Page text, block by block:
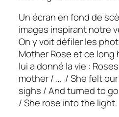
Un écran en fond de
images inspirant notre
On y voit défiler les
Mother Roseet ce long
lui a donné la vie :
mother / … / She felt
sighs / And turned to
/ She rose into the light.